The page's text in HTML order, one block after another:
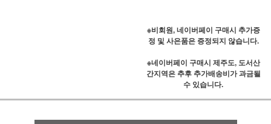
※비회원, 네이버페이 구매시 추가증
정 및 사은품은 증정되지 않습니다.
※네이버페이 구매시 제주도, 도서산
간지역은 추후 추가배송비가 과금될
수 있습니다.